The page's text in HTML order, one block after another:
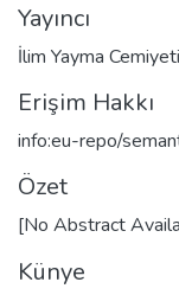
Yayıncı
İlim Yayma Cemiyeti
Erişim Hakkı
info:eu-repo/
Özet
[No Abstract
Künye